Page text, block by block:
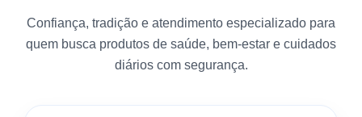
Confiança, tradição e atendimento especializado para
quem busca produtos de saúde, bem-estar e cuidados
diários com segurança.